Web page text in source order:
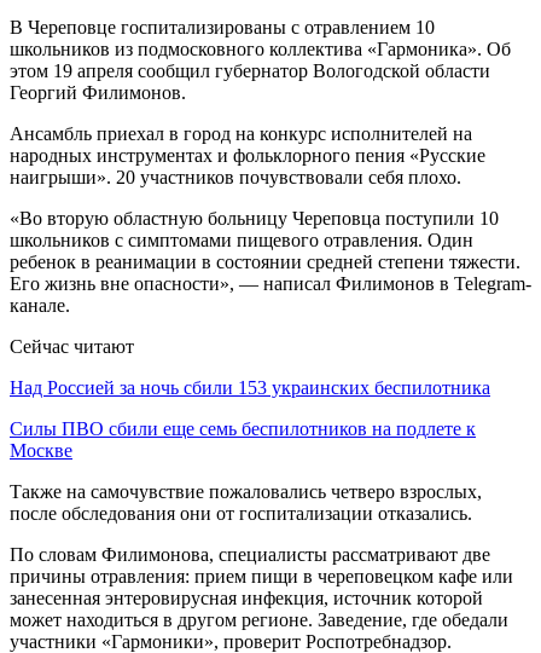
В Череповце госпитализированы с отравлением 10
школьников из подмосковного коллектива «Гармоника». Об
этом 19 апреля сообщил губернатор Вологодской области
Георгий Филимонов.
Ансамбль приехал в город на конкурс исполнителей на
народных инструментах и фольклорного пения «Русские
наигрыши». 20 участников почувствовали себя плохо.
«Во вторую областную больницу Череповца поступили 10
школьников с симптомами пищевого отравления. Один
ребенок в реанимации в состоянии средней степени тяжести.
Его жизнь вне опасности», — написал Филимонов в Telegram-
канале.
Сейчас читают
Над Россией за ночь сбили 153 украинских беспилотника
Силы ПВО сбили еще семь беспилотников на подлете к
Москве
Также на самочувствие пожаловались четверо взрослых,
после обследования они от госпитализации отказались.
По словам Филимонова, специалисты рассматривают две
причины отравления: прием пищи в череповецком кафе или
занесенная энтеровирусная инфекция, источник которой
может находиться в другом регионе. Заведение, где обедали
участники «Гармоники», проверит Роспотребнадзор.